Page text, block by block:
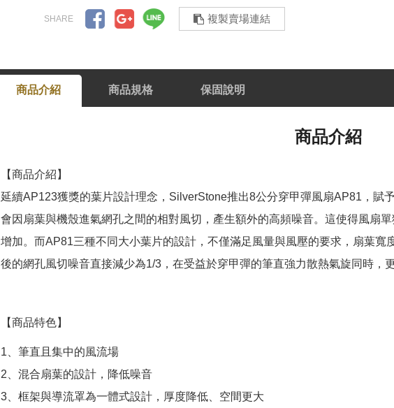
複製賣場連結
商品介紹 商品規格 保固說明
商品介紹
【商品介紹】
延續AP123獲獎的葉片設計理念，SilverStone推出8公分穿甲彈風扇AP81，賦
會因扇葉與機殼進氣網孔之間的相對風切，產生額外的高頻噪音。這使得風扇
增加。而AP81三種不同大小葉片的設計，不僅滿足風量與風壓的要求，扇葉
後的網孔風切噪音直接減少為1/3，在受益於穿甲彈的筆直強力散熱氣旋同時，
【商品特色】
1、筆直且集中的風流場
2、混合扇葉的設計，降低噪音
3、框架與導流罩為一體式設計，厚度降低、空間更大